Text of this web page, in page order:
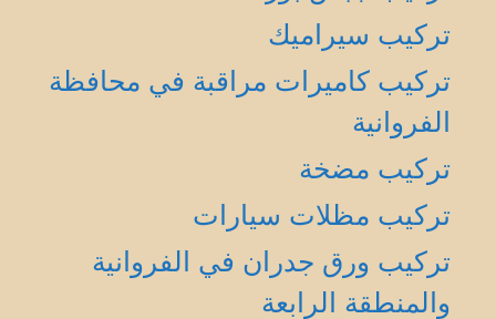
تركيب سيراميك
تركيب كاميرات مراقبة في محافظة
الفروانية
تركيب مضخة
تركيب مظلات سيارات
تركيب ورق جدران في الفروانية
والمنطقة الرابعة